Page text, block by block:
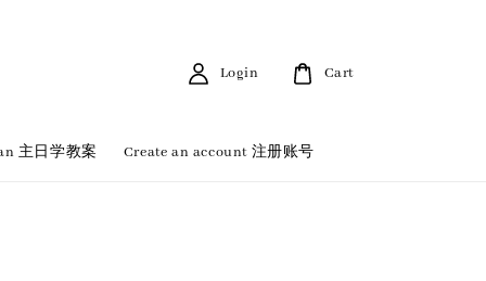
主日学教案 Create an account 注册账号
Login Cart